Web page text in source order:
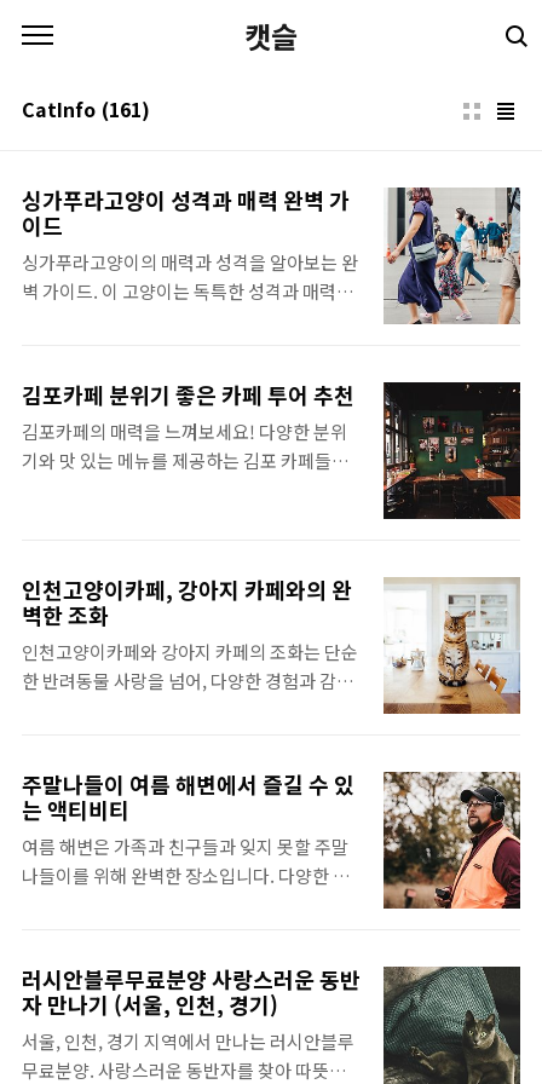
캣슬
CatInfo (161)
싱가푸라고양이 성격과 매력 완벽 가
이드
싱가푸라고양이의 매력과 성격을 알아보는 완
벽 가이드. 이 고양이는 독특한 성격과 매력으
양이는 그 이름에서도 알 수 있듯이 싱가포르
가 원산지인 귀여운 고양이 품종입니다. 🐱 이
고양이는 다른 견종에 비해 체구가 작고, 가느
느낌을 줍니다. 이러한 특징이 바로 이 고양이
의 첫 번째 매력입니다. 여러분도 처음 만났을
때 이들의 매력에 푹 빠지게 될 것입니다! 그리
고, 이 귀여운 외모는 단순한 겉모습 이상의 매
력을 숨기고 있답니다. 다음 단락에서는 그들
김포카페 분위기 좋은 카페 투어 추천
김포카페의 매력을 느껴보세요! 다양한 분위
기와 맛 있는 메뉴를 제공하는 김포 카페들을
한 장소입니다. 햇살이 비치는 창가 자리에서
향긋한 커피 한 잔을 마시며 하루를 시작하는
것은 정말 매력적이죠. 예를 들어,김포 카페드
첼시에서는 싱그러운 아침을 맞이할 수 있는
공간이 마련되어 있습니다. 맛있는 아메리카
주말 오전, 친구와 함께 가볍게 대화를 나누며
여유를 즐기는 모습이 눈에 선하네요. 여러분
도 이런 경험 있으시죠?특히, 김포 카페 기네스
북과 같은 독특한 카페는 그 자체로도 훌륭한
인천고양이카페, 강아지 카페와의 완
벽한 조화
인천고양이카페와 강아지 카페의 조화는 단순
한 반려동물 사랑을 넘어, 다양한 경험과 감정
의 매력인천고양이카페는 그 자체로 하나의 편
안한 휴식처입니다. 여기서는 고양이들과의
상호작용을 통해 진정한 편안함을 느낄 수 있
는데요. 고양이들은 각기 다른 성격과 매력을
을 잘 따르는 고양이와 조용히 눈치를 보는 고
양이들이 만나면 어떤 재미있는 일이 벌어질까
요? 눈치 없는 고양이가 여러분의 발에 기대 오
는 순간, 그 달콤한 매력은 이루 말할 수 없답니
주말나들이 여름 해변에서 즐길 수 있
는 액티비티
여름 해변은 가족과 친구들과 잊지 못할 주말
나들이를 위해 완벽한 장소입니다. 다양한 액
매력적이지만, 주말나들이의 특별한 경험을
선사합니다. 바다의 푸른 물빛과 시원한 바람
은 휴식의 시간을 더욱 행복하게 만들어 줍니
다. 더불어, 파도 소리를 배경으로 노을을 바라
러시안블루무료분양 사랑스러운 동반
자 만나기 (서울, 인천, 경기)
서울, 인천, 경기 지역에서 만나는 러시안블루
무료분양. 사랑스러운 동반자를 찾아 따뜻한